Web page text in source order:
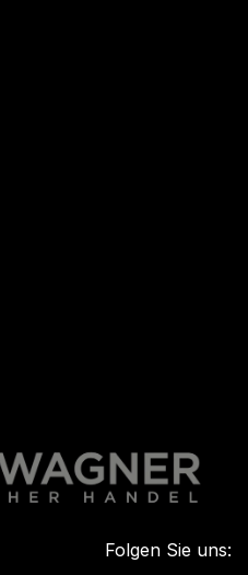
Folgen Sie uns: